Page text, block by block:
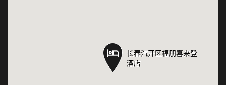
长春汽开区福朋喜来登
酒店
长春汽开区福朋喜来登
酒店